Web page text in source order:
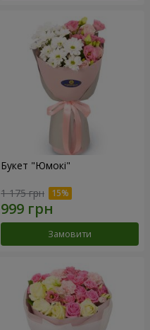
Букет "Юмокі"
1 175 грн
Замовити